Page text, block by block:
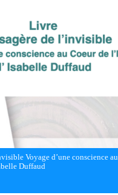
Voyage d’une conscience au
Duffaud